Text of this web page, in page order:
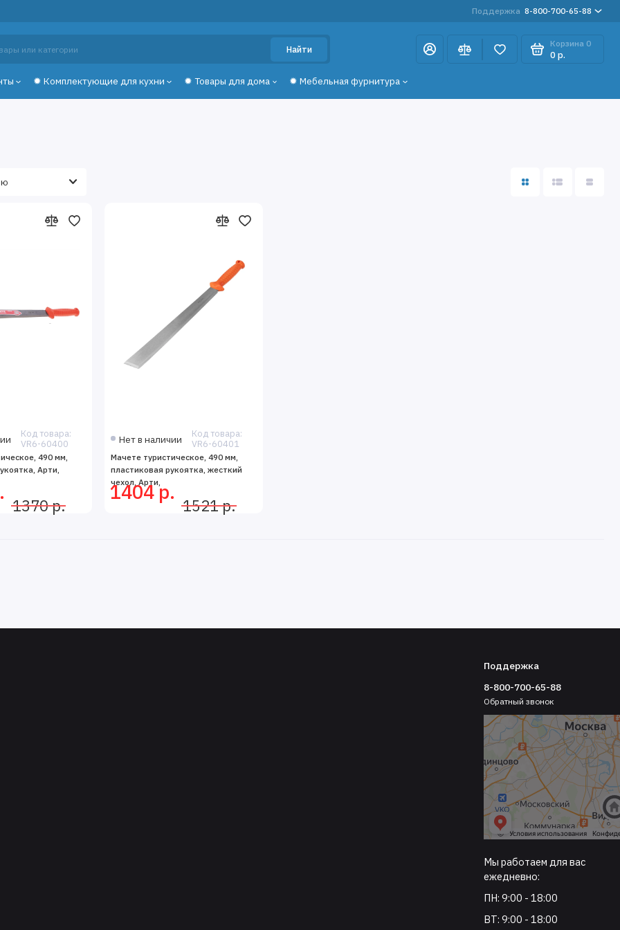
Поддержка 8-800-700-65-88
Найти
Корзина 0
0 р.
✹ Комплектующие для кухни ✹ Товары для дома ✹ Мебельная фурнитура
Код товара:
VR6-60400
490 мм,
Арти,
1370 р.
Нет в наличии
Код товара:
VR6-60401
Мачете туристическое, 490 мм,
пластиковая рукоятка, жесткий
чехол, Арти,
1404 р.
1521 р.
Поддержка
8-800-700-65-88
Обратный звонок
Мы работаем для вас
ежедневно:
ПН: 9:00 - 18:00
ВТ: 9:00 - 18:00